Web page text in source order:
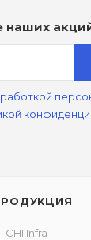
наших
CHI Infra